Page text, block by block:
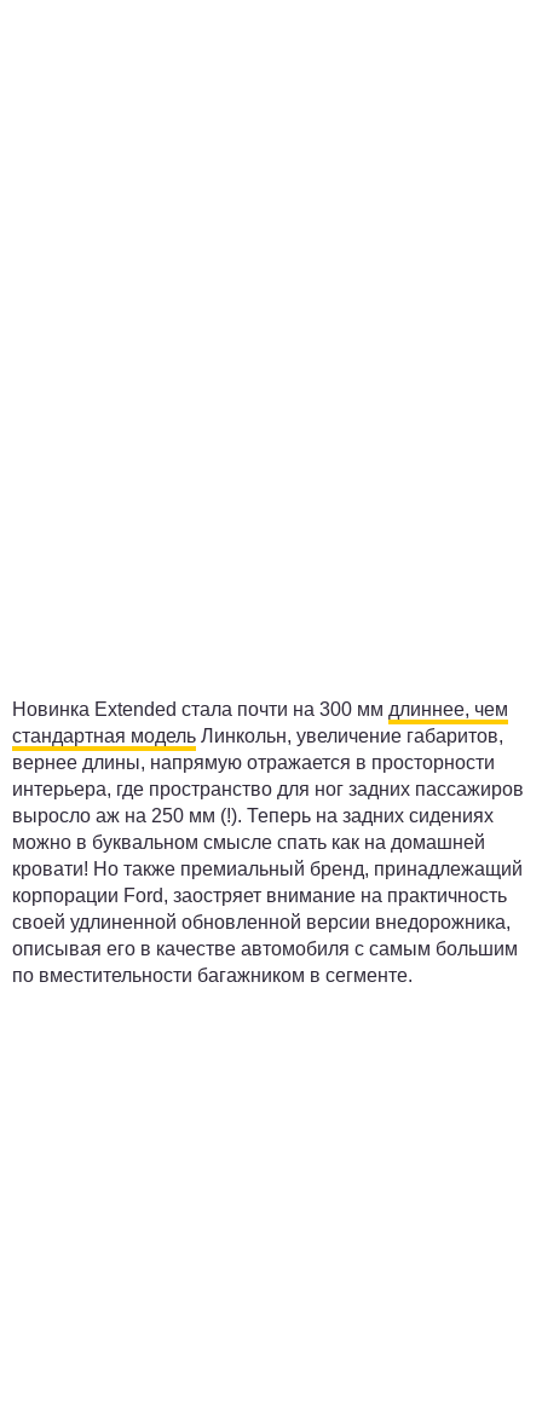
Новинка Extended стала почти на 300 мм длиннее, чем
стандартная модель Линкольн, увеличение габаритов,
вернее длины, напрямую отражается в просторности
интерьера, где пространство для ног задних пассажиров
выросло аж на 250 мм (!). Теперь на задних сидениях
можно в буквальном смысле спать как на домашней
кровати! Но также премиальный бренд, принадлежащий
корпорации Ford, заостряет внимание на практичность
своей удлиненной обновленной версии внедорожника,
описывая его в качестве автомобиля с самым большим
по вместительности багажником в сегменте.